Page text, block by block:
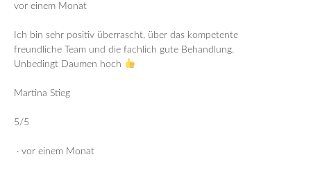
vor einem Monat
Ich bin sehr positiv überrascht, über das kompetente
freundliche Team und die fachlich gute Behandlung.
Unbedingt Daumen hoch
Martina Stieg
5/5
· vor einem Monat